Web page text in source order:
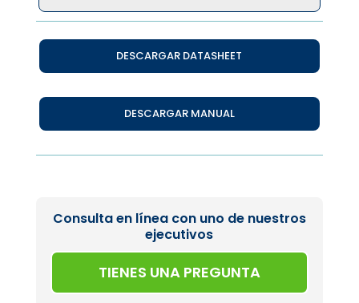
DESCARGAR DATASHEET
DESCARGAR MANUAL
Consulta en línea con uno de nuestros
ejecutivos
TIENES UNA PREGUNTA